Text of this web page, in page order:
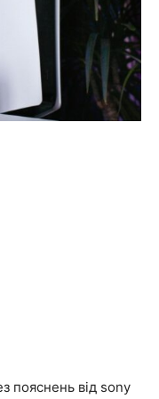
пояснень від sony